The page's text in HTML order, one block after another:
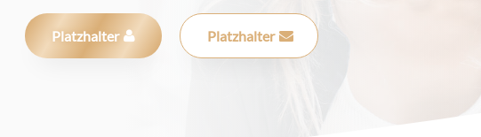
Platzhalter Platzhalter